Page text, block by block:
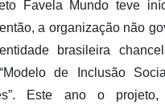
Favela Mundo teve
a organização não
brasileira
de Inclusão
Este ano o projeto,